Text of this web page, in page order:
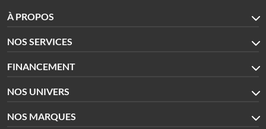
À PROPOS
NOS SERVICES
FINANCEMENT
NOS UNIVERS
NOS MARQUES